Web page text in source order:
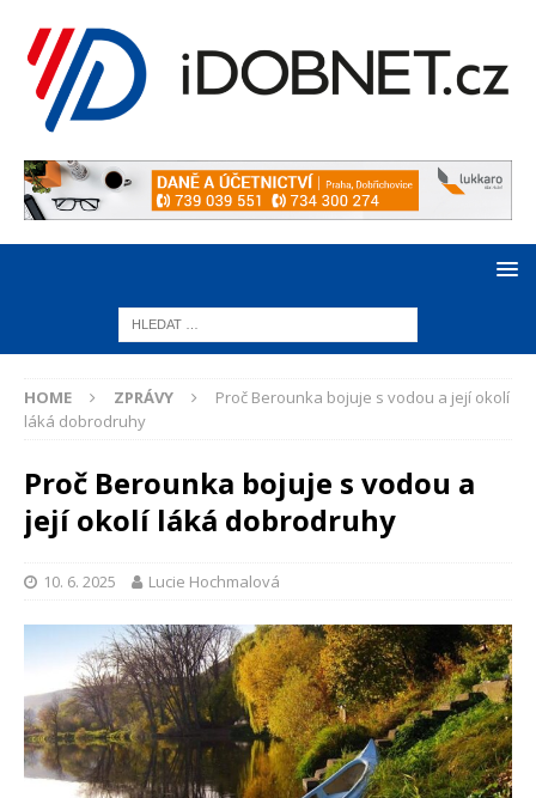
HOME ZPRÁVY
Proč Berounka bojuje s vodou a její okolí
láká dobrodruhy
Proč Berounka bojuje s vodou a
její okolí láká dobrodruhy
10. 6. 2025 Lucie Hochmalová